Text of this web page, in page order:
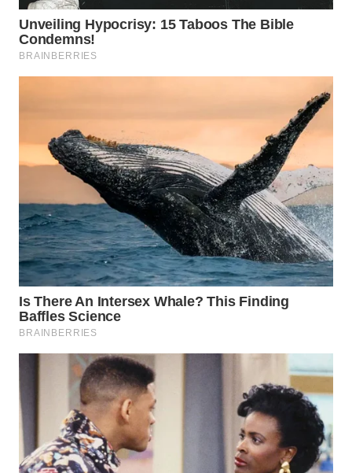
WN
LABUANBAJO
Wahana
Group
WAHANA
NEWS
WAHANA
TANI
WAHANA
ADVOKAT
WAHANA
INFRASTRUKTUR
WAHANA
KONSUMEN